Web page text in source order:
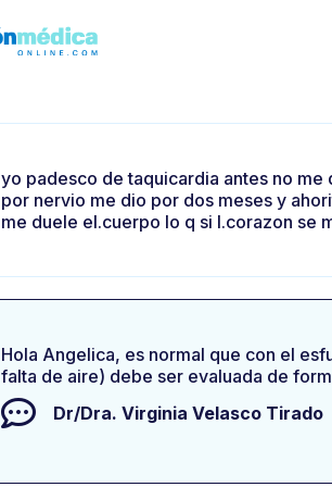
yo padesco de taquicardia antes no
por nervio me dio por dos meses y
me duele el.cuerpo lo q si l.corazon se
Hola Angelica, es normal que con el
falta de aire) debe ser evaluada de
Dr/Dra. Virginia Velasco Tirado